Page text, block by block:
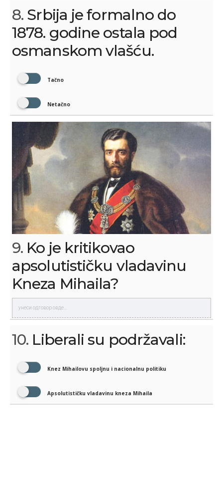
8. Srbija je formalno do
1878. godine ostala pod
osmanskom vlašću.
Tačno
Netačno
9. Ko je kritikovao
apsolutističku vladavinu
Kneza Mihaila?
10. Liberali su podržavali:
Knez Mihailovu spoljnu i nacionalnu politiku
Apsolutističku vladavinu kneza Mihaila